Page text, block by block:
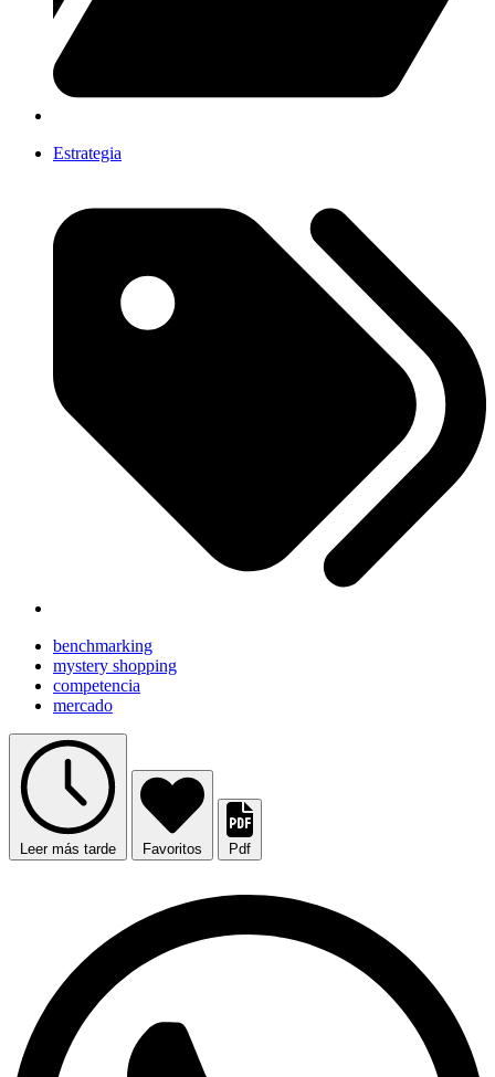
Estrategia
benchmarking
mystery shopping
competencia
mercado
Leer más tarde Favoritos Pdf